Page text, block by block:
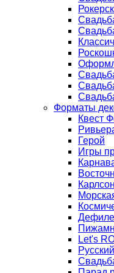
Форматы
Квест
Герой
Игры
Карлсон
Дефиле
Let's